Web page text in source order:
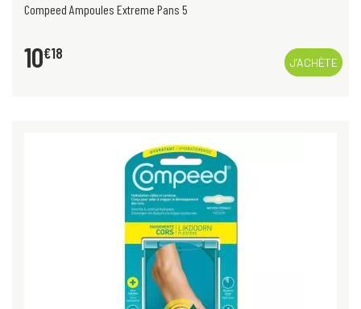
Compeed Ampoules Extreme Pans 5
10€18
J’ACHÈTE